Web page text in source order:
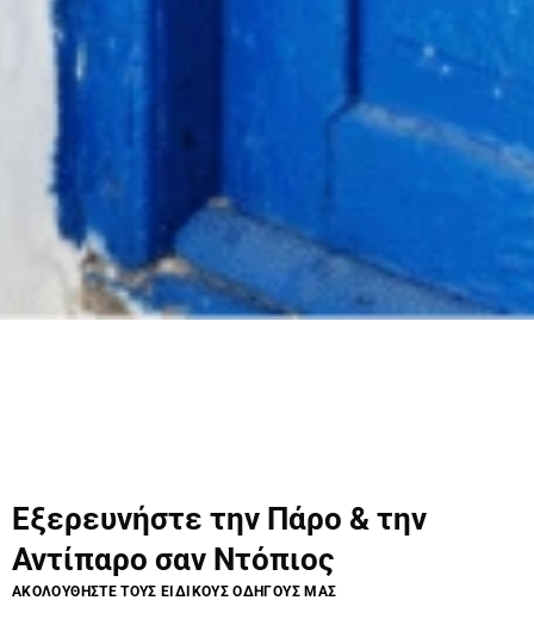
Εξερευνήστε την Πάρο & την
Αντίπαρο σαν Ντόπιος
ΑΚΟΛΟΥΘΗΣΤΕ ΤΟΥΣ ΕΙΔΙΚΟΥΣ ΟΔΗΓΟΥΣ ΜΑΣ